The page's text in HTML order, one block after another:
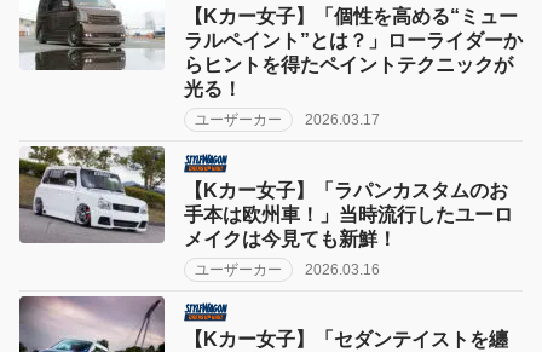
【Kカー女子】「個性を高める“ミュー
ラルペイント”とは？」ローライダーか
らヒントを得たペイントテクニックが
光る！
ユーザーカー 2026.03.17
【Kカー女子】「ラパンカスタムのお
手本は欧州車！」当時流行したユーロ
メイクは今見ても新鮮！
ユーザーカー 2026.03.16
【Kカー女子】「セダンテイストを纏